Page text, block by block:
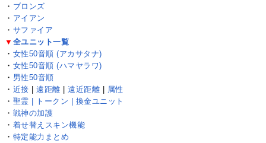
・ ブロンズ
・ アイアン
・ サファイア
▼ 全ユニット一覧
・ 女性50音順 (アカサタナ)
・ 女性50音順 (ハマヤラワ)
・ 男性50音順
・ 近接 |遠距離 |遠近距離
属性
・ 聖霊 | トークン | 換金ユニット
・ 戦神の加護
・ 着せ替えスキン機能
・ 特定能力まとめ